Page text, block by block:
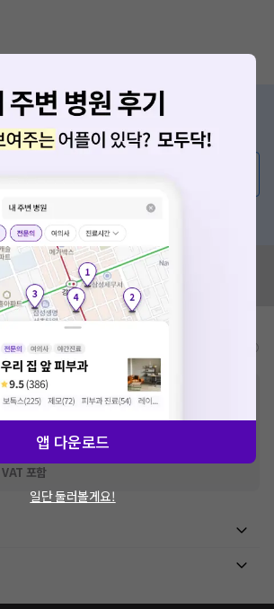
료, 궁금한 점이 있나요?
의사가 직접 답해드려요!
상담 서비스에 다양한 게시글 보러가기
정보가 있나요?
세요!
추가비용 등으로 실제 가격과 상이할 수 있으니, 정확
에 직접 문의해주세요.
강보험심사평가원에 고지되어 있는 급여 진료 기준 가
복합적인 비용이 추가되어, 병원마다 금액이 다르게
바랍니다.)
VAT 포함
앱 다운로드
일단 둘러볼게요!